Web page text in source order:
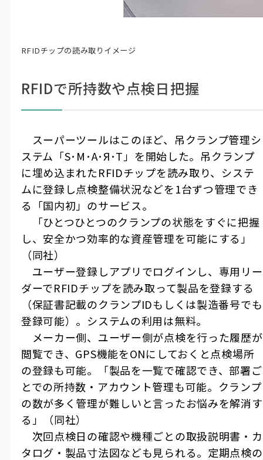
RFIDチップの読み取りイメージ
RFIDで所持数や点検日把握
スーパーツールはこのほど、吊クランプ管理シ
ステム「S･ M ･A･Я･T」を開始した。吊クランプ
に埋め込まれたRFIDチップを読み取り、システ
ムに登録し点検整備状況などを1台ずつ管理でき
る「国内初」のサービス。
「ひとつひとつのクランプの状態をすぐに把握
し、安全かつ効率的な資産管理を可能にする」
（同社）
ユーザー登録しアプリでログインし、専用リー
ダーでRFIDチップを読み取って製品を登録する
（保証書記載のクランプIDもしくは製造番号でも
登録可能）。システムの利用は無料。
メーカー側、ユーザー側が点検を行った履歴が
閲覧でき、 GPS機能をONにしておくと点検場所
の登録も可能。「製品を一覧で確認でき、部署ご
とでの所持数・アカウント管理も可能。クランプ
の数が多く管理が難しいと言ったお悩みを解消す
る」（同社）
次回点検日の確認や機種ごとの取扱説明書・カ
タログ・製品寸法図なども見られる。定期点検の